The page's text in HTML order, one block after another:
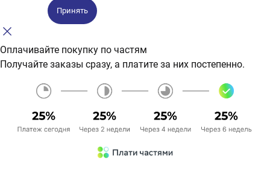
Принять
Оплачивайте покупку по частям
Получайте заказы сразу, а платите за них постепенно.